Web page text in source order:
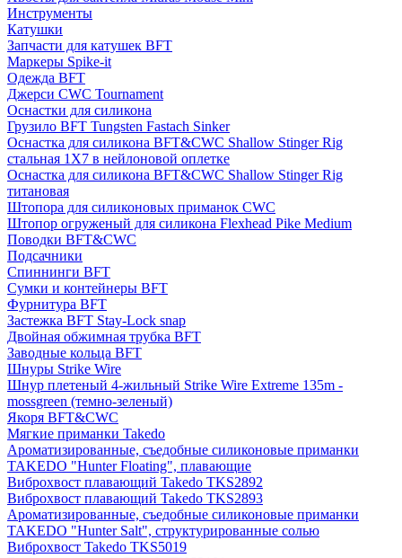
Инструменты
Катушки
Запчасти для катушек BFT
Маркеры Spike-it
Одежда BFT
Джерси CWC Tournament
Оснастки для силикона
Грузило BFT Tungsten Fastach Sinker
Оснастка для силикона BFT&CWC Shallow Stinger Rig
стальная 1X7 в нейлоновой оплетке
Оснастка для силикона BFT&CWC Shallow Stinger Rig
титановая
Штопора для силиконовых приманок CWC
Штопор огруженый для силикона Flexhead Pike Medium
Поводки BFT&CWC
Подсачники
Спиннинги BFT
Сумки и контейнеры BFT
Фурнитура BFT
Застежка BFT Stay-Lock snap
Двойная обжимная трубка BFT
Заводные кольца BFT
Шнуры Strike Wire
Шнур плетеный 4-жильный Strike Wire Extreme 135m -
mossgreen (темно-зеленый)
Якоря BFT&CWC
Мягкие приманки Takedo
Ароматизированные, съедобные силиконовые приманки
TAKEDO "Hunter Floating", плавающие
Виброхвост плавающий Takedo TKS2892
Виброхвост плавающий Takedo TKS2893
Ароматизированные, съедобные силиконовые приманки
TAKEDO "Hunter Salt", структурированные солью
Виброхвост Takedo TKS5019